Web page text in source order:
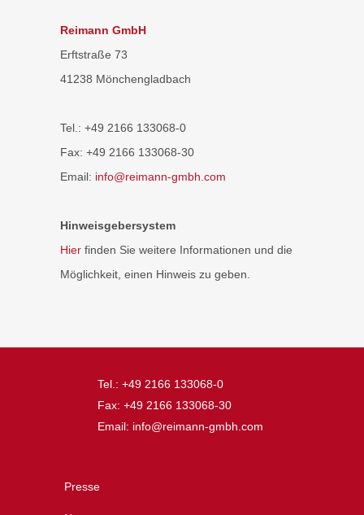
Reimann GmbH
Erftstraße 73
41238 Mönchengladbach
Tel.: +49 2166 133068-0
Fax: +49 2166 133068-30
Email: info@reimann-gmbh.com
Hinweisgebersystem
Hier finden Sie weitere Informationen und die
Möglichkeit, einen Hinweis zu geben.
Tel.: +49 2166 133068-0
Fax: +49 2166 133068-30
Email: info@reimann-gmbh.com
Presse